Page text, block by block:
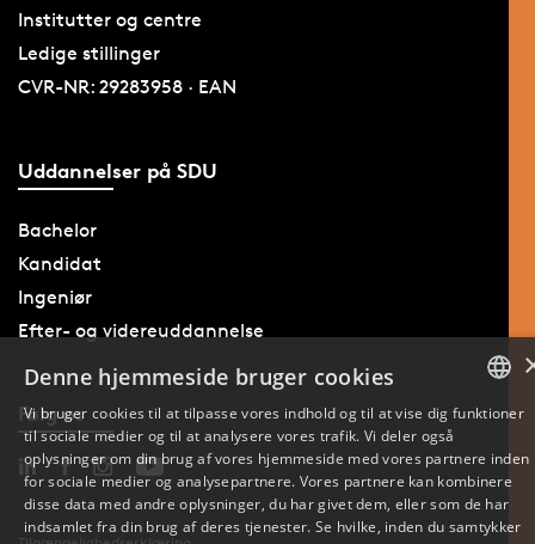
Institutter og centre
Ledige stillinger
CVR-NR: 29283958 · EAN
Uddannelser på SDU
Bachelor
Kandidat
Ingeniør
Efter- og videreuddannelse
Følg os
ENGLISH
Denne hjemmeside bruger cookies
Vi bruger cookies til at tilpasse vores indhold og til at vise dig funktioner
til sociale medier og til at analysere vores trafik. Vi deler også
oplysninger om din brug af vores hjemmeside med vores partnere inden
for sociale medier og analysepartnere. Vores partnere kan kombinere
disse data med andre oplysninger, du har givet dem, eller som de har
indsamlet fra din brug af deres tjenester. Se hvilke, inden du samtykker